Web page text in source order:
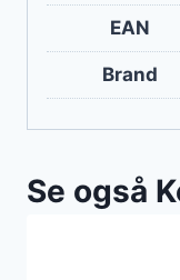
EAN
Brand
Se også